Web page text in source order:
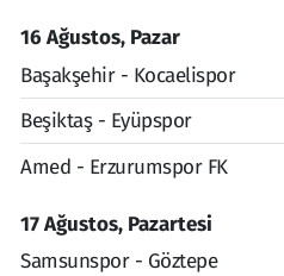
16 Ağustos, Pazar
Başakşehir - Kocaelispor
Beşiktaş - Eyüpspor
Amed - Erzurumspor FK
17 Ağustos, Pazartesi
Samsunspor - Göztepe